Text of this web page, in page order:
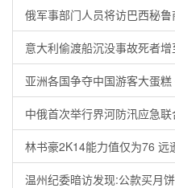
俄军事部门人员将访巴西秘
意大利偷渡船沉没事故死者
亚洲各国争夺中国游客大蛋
中俄首次举行界河防汛应急联
林书豪2K14能力值仅为76 远
温州纪委暗访发现:公款买月